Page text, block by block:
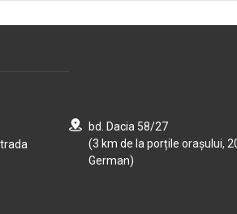
bd. Dacia 58/27
(3 km de la porțile orașului,
German)